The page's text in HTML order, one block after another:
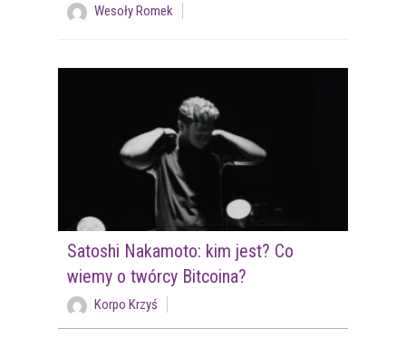
Wesoły Romek
Satoshi Nakamoto: kim jest? Co
wiemy o twórcy Bitcoina?
Korpo Krzyś